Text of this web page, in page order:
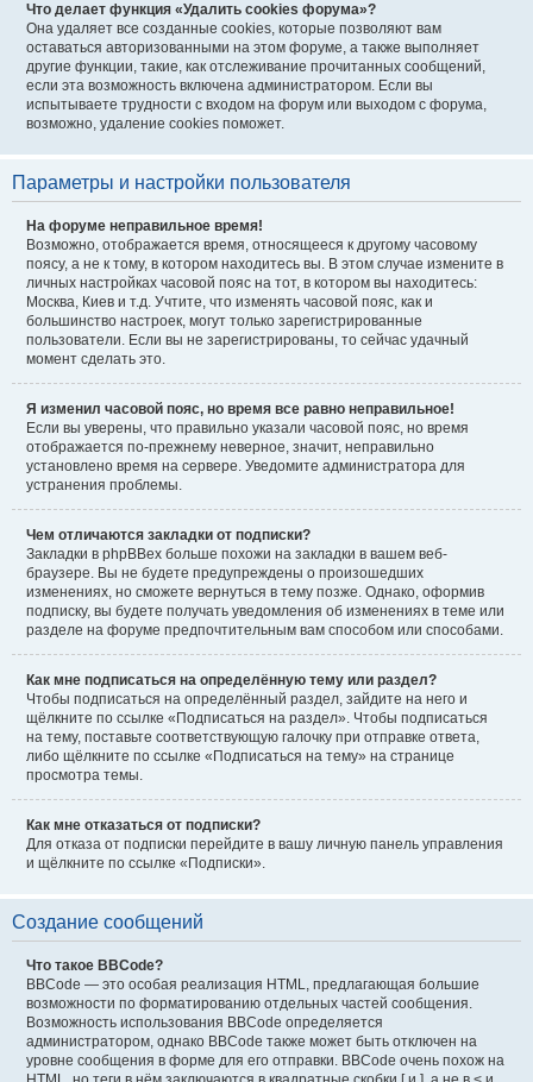
Что делает функция «Удалить cookies форума»?
Она удаляет все созданные cookies, которые позволяют вам
оставаться авторизованными на этом форуме, а также выполняет
другие функции, такие, как отслеживание прочитанных сообщений,
если эта возможность включена администратором. Если вы
испытываете трудности с входом на форум или выходом с форума,
возможно, удаление cookies поможет.
Параметры и настройки пользователя
На форуме неправильное время!
Возможно, отображается время, относящееся к другому часовому
поясу, а не к тому, в котором находитесь вы. В этом случае измените в
личных настройках часовой пояс на тот, в котором вы находитесь:
Москва, Киев и т.д. Учтите, что изменять часовой пояс, как и
большинство настроек, могут только зарегистрированные
пользователи. Если вы не зарегистрированы, то сейчас удачный
момент сделать это.
Я изменил часовой пояс, но время все равно неправильное!
Если вы уверены, что правильно указали часовой пояс, но время
отображается по-прежнему неверное, значит, неправильно
установлено время на сервере. Уведомите администратора для
устранения проблемы.
Чем отличаются закладки от подписки?
Закладки в phpBBex больше похожи на закладки в вашем веб-
браузере. Вы не будете предупреждены о произошедших
изменениях, но сможете вернуться в тему позже. Однако, оформив
подписку, вы будете получать уведомления об изменениях в теме или
разделе на форуме предпочтительным вам способом или способами.
Как мне подписаться на определённую тему или раздел?
Чтобы подписаться на определённый раздел, зайдите на него и
щёлкните по ссылке «Подписаться на раздел». Чтобы подписаться
на тему, поставьте соответствующую галочку при отправке ответа,
либо щёлкните по ссылке «Подписаться на тему» на странице
просмотра темы.
Как мне отказаться от подписки?
Для отказа от подписки перейдите в вашу личную панель управления
и щёлкните по ссылке «Подписки».
Создание сообщений
Что такое BBCode?
BBCode — это особая реализация HTML, предлагающая большие
возможности по форматированию отдельных частей сообщения.
Возможность использования BBCode определяется
администратором, однако BBCode также может быть отключен на
уровне сообщения в форме для его отправки. BBCode очень похож на